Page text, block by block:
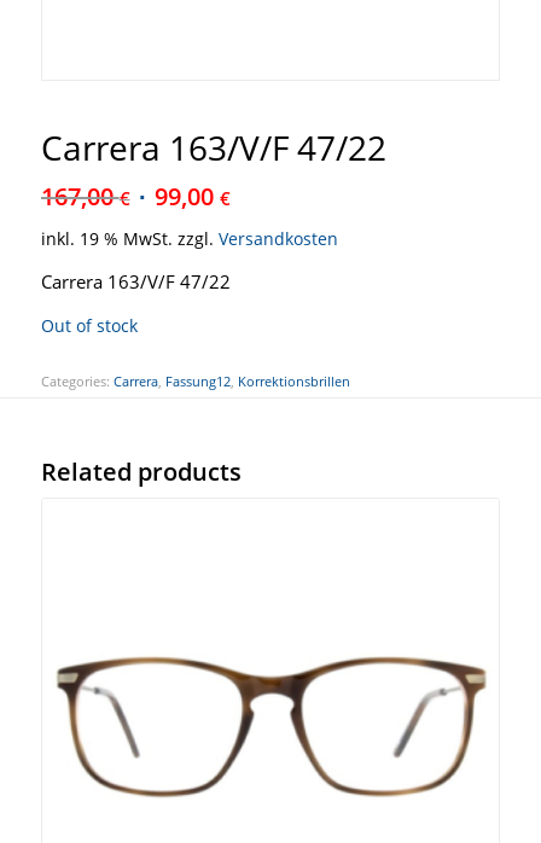
Carrera 163/V/F 47/22
167,00€ 99,00 €
inkl. 19 % MwSt. zzgl. Versandkosten
Carrera 163/V/F 47/22
Out of stock
Categories: Carrera, Fassung12, Korrektionsbrillen
Related products